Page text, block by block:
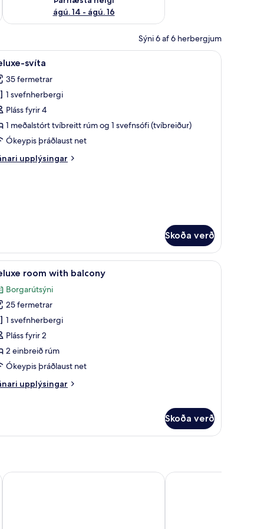
ágú. 14 - ágú. 16
Sýni 6 af 6 herbergjum
svefnherbergi - útsýni yfir garð | Rúmföt af bestu gerð, öryggishólf í
Deluxe-svíta | Rúmföt af bestu gerð,
4 svíta
35 fermetrar
1 svefnherbergi
Pláss fyrir 4
1 meðalstórt tvíbreitt rúm og 1 svefnsófi (tvíbreiður)
Ókeypis þráðlaust net
upplýsingar
Skoða verð
öryggishólf í herbergi, skrifborð, hljóðeinangrun
Deluxe room with balcony | Rúmföt af
1 room with balcony
Borgarútsýni
25 fermetrar
1 svefnherbergi
Pláss fyrir 2
2 einbreið rúm
Ókeypis þráðlaust net
upplýsingar
Skoða verð
Bonvital Wellness & Gastro Hotel Hévíz - Adults Only
Ensana Thermal Aqua